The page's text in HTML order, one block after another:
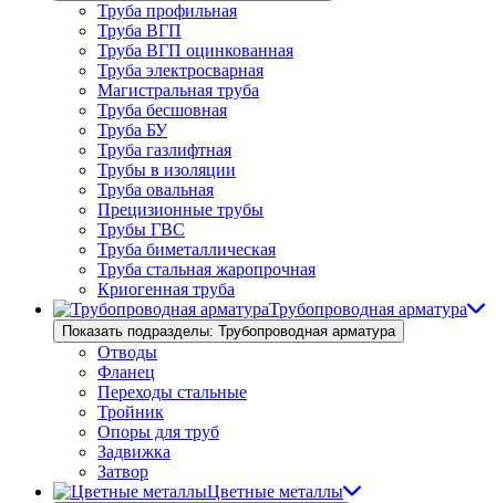
Труба профильная
Труба ВГП
Труба ВГП оцинкованная
Труба электросварная
Магистральная труба
Труба бесшовная
Труба БУ
Труба газлифтная
Трубы в изоляции
Труба овальная
Прецизионные трубы
Трубы ГВС
Труба биметаллическая
Труба стальная жаропрочная
Криогенная труба
Трубопроводная арматура
Показать подразделы: Трубопроводная арматура
Отводы
Фланец
Переходы стальные
Тройник
Опоры для труб
Задвижка
Затвор
Цветные металлы